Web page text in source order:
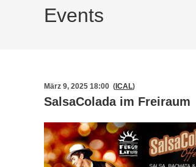
Events
März 9, 2025 18:00 ( ICAL)
SalsaColada im Freiraum